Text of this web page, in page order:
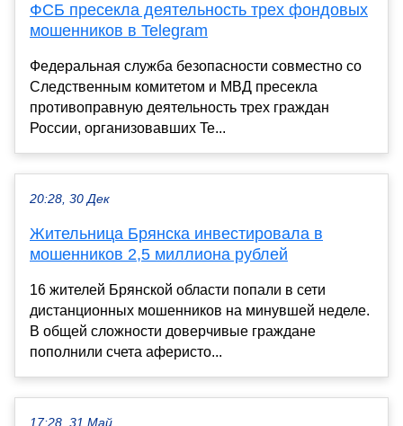
ФСБ пресекла деятельность трех фондовых
мошенников в Telegram
Федеральная служба безопасности совместно со
Следственным комитетом и МВД пресекла
противоправную деятельность трех граждан
России, организовавших Te...
20:28, 30 Дек
Жительница Брянска инвестировала в
мошенников 2,5 миллиона рублей
16 жителей Брянской области попали в сети
дистанционных мошенников на минувшей неделе.
В общей сложности доверчивые граждане
пополнили счета аферисто...
17:28, 31 Май